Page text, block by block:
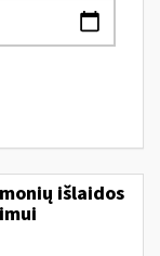
išlaidos